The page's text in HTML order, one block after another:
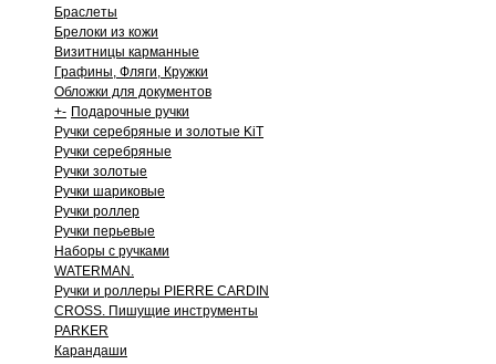
Браслеты
Брелоки из кожи
Визитницы карманные
Графины, Фляги, Кружки
Обложки для документов
+- Подарочные ручки
Ручки серебряные и золотые KiT
Ручки серебряные
Ручки золотые
Ручки шариковые
Ручки роллер
Ручки перьевые
Наборы с ручками
WATERMAN.
Ручки и роллеры PIERRE CARDIN
CROSS. Пишущие инструменты
PARKER
Карандаши